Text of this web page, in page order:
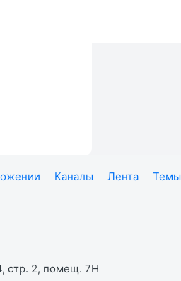
Каналы Лента
Темы
стр. 2, помещ. 7Н